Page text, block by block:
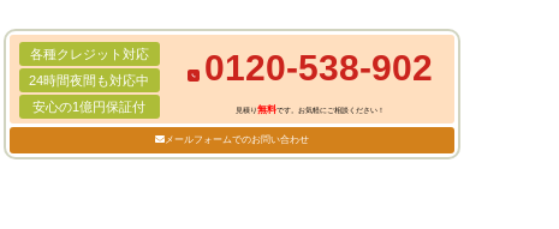
各種クレジット対応
24時間夜間も対応中
安心の1億円保証付
0120-538-902
見積り無料です。お気軽にご相談ください！
メールフォームでのお問い合わせ